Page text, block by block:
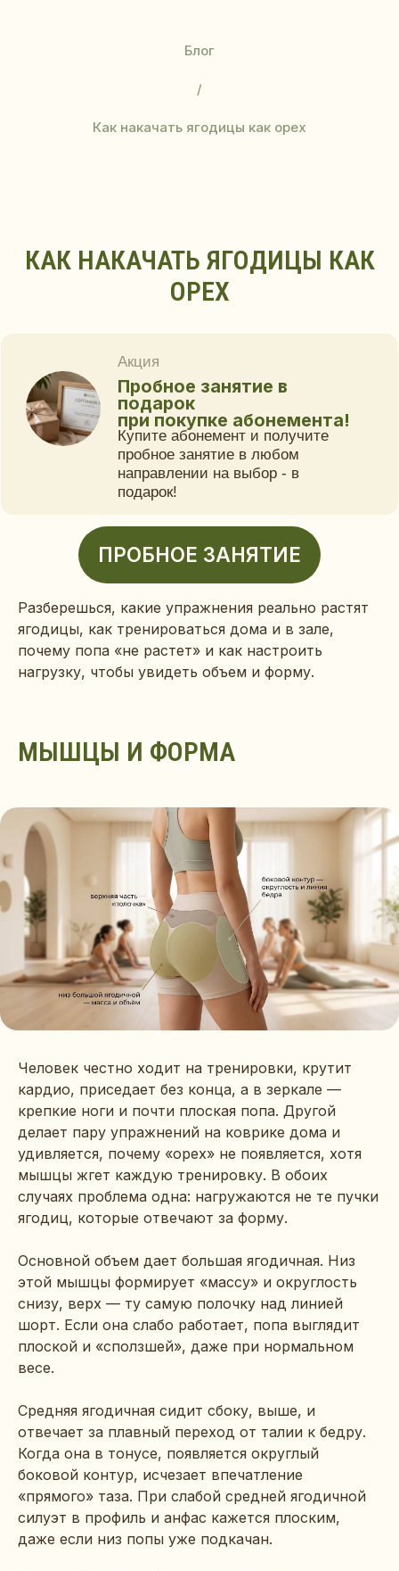
Блог
/
Как накачать ягодицы как орех
КАК НАКАЧАТЬ ЯГОДИЦЫ КАК
ОРЕХ
при покупке абонемента!
Акция
ПРОБНОЕ ЗАНЯТИЕ
Разберешься, какие упражнения реально растят
ягодицы, как тренироваться дома и в зале,
почему попа «не растет» и как настроить
нагрузку, чтобы увидеть объем и форму.
МЫШЦЫ И ФОРМА
Человек честно ходит на тренировки, крутит
кардио, приседает без конца, а в зеркале —
крепкие ноги и почти плоская попа. Другой
делает пару упражнений на коврике дома и
удивляется, почему «орех» не появляется, хотя
мышцы жгет каждую тренировку. В обоих
случаях проблема одна: нагружаются не те пучки
ягодиц, которые отвечают за форму.
Основной объем дает большая ягодичная. Низ
этой мышцы формирует «массу» и округлость
снизу, верх — ту самую полочку над линией
шорт. Если она слабо работает, попа выглядит
плоской и «сползшей», даже при нормальном
весе.
Средняя ягодичная сидит сбоку, выше, и
отвечает за плавный переход от талии к бедру.
Когда она в тонусе, появляется округлый
боковой контур, исчезает впечатление
«прямого» таза. При слабой средней ягодичной
силуэт в профиль и анфас кажется плоским,
даже если низ попы уже подкачан.